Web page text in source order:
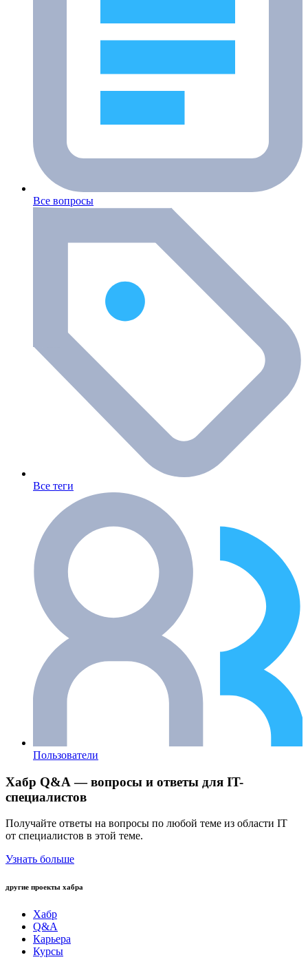
Все вопросы
Все теги
Пользователи
Хабр Q&A — вопросы и ответы для IT-
специалистов
Получайте ответы на вопросы по любой теме из области IT
от специалистов в этой теме.
Узнать больше
другие проекты хабра
Хабр
Q&A
Карьера
Курсы